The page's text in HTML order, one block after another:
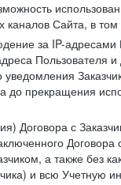
Сайта, в
за IP-
Пользователя
до прекращения
Договора с
а также без
и всю Учетную